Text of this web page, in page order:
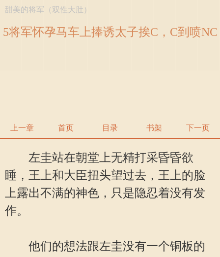
甜美的将军（双性大肚）
5将军怀孕马车上捧诱太子挨C，C到喷NC
上一章 首页 目录 书架 下一页
左圭站在朝堂上无精打采昏昏欲
睡，王上和大臣扭头望过去，王上的脸
上露出不满的神色，只是隐忍着没有发
作。
他们的想法跟左圭没有一个铜板的